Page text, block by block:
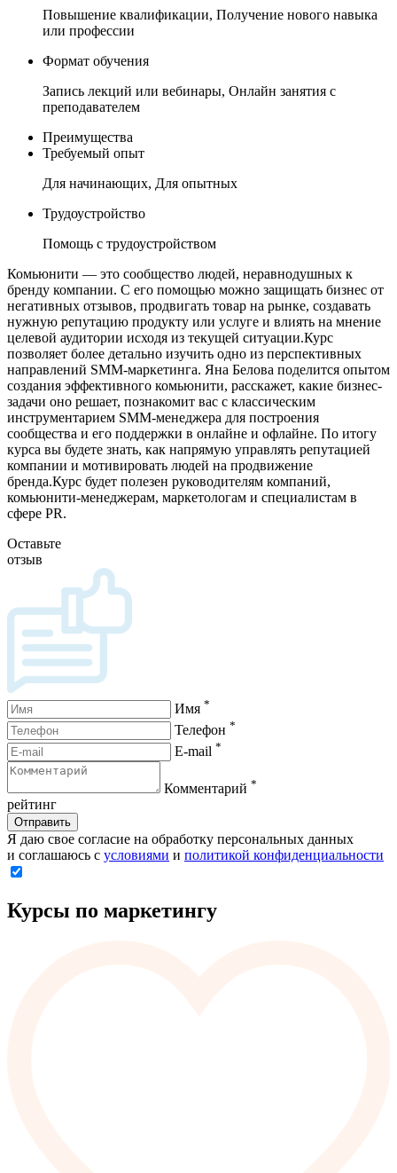
Повышение квалификации, Получение нового навыка
или профессии
Формат обучения
Запись лекций или вебинары, Онлайн занятия с
преподавателем
Преимущества
Требуемый опыт
Для начинающих, Для опытных
Трудоустройство
Помощь с трудоустройством
Комьюнити — это сообщество людей, неравнодушных к
бренду компании. С его помощью можно защищать бизнес от
негативных отзывов, продвигать товар на рынке, создавать
нужную репутацию продукту или услуге и влиять на мнение
целевой аудитории исходя из текущей ситуации.Курс
позволяет более детально изучить одно из перспективных
направлений SMM-маркетинга. Яна Белова поделится опытом
создания эффективного комьюнити, расскажет, какие бизнес-
задачи оно решает, познакомит вас с классическим
инструментарием SMM-менеджера для построения
сообщества и его поддержки в онлайне и офлайне. По итогу
курса вы будете знать, как напрямую управлять репутацией
компании и мотивировать людей на продвижение
бренда.Курс будет полезен руководителям компаний,
комьюнити-менеджерам, маркетологам и специалистам в
сфере PR.
Оставьте
отзыв
Имя *
Телефон *
E-mail *
Комментарий *
рейтинг
Отправить
Я даю свое согласие на обработку персональных данных
и соглашаюсь с условиями и политикой конфиденциальности
Курсы по маркетингу